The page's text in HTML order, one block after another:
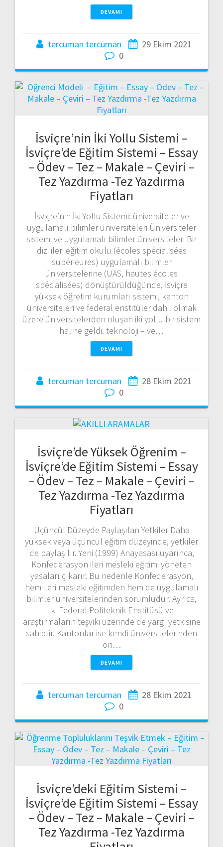
DEVAMI
tercüman tercüman
29 Ekim 2021
0
İsviçre’nin İki Yollu Sistemi –
İsviçre’de Eğitim Sistemi – Essay
– Ödev – Tez – Makale – Çeviri –
Tez Yazdırma -Tez Yazdırma
Fiyatları
İsviçre’nin İki Yollu Sistemi: üniversiteler ve
uygulamalı bilimler üniversiteleri Üniversiteler
sistemi ve uygulamalı bilimler üniversiteleri Bir
dizi ileri eğitim okulu (écoles spécialisées
supérieures) uygulamalı bilimler
üniversitelerine (UAS, hautes écoles
spécialisées) dönüştürüldüğünde, İsviçre
yüksek öğretim kurumları sistemi, kanton
üniversiteleri ve federal enstitüler dahil olmak
üzere üniversitelerden oluşan iki yollu bir sistem
haline geldi. teknoloji – ve…
DEVAMI
tercüman tercüman
28 Ekim 2021
0
İsviçre’de Yüksek Öğrenim –
İsviçre’de Eğitim Sistemi – Essay
– Ödev – Tez – Makale – Çeviri –
Tez Yazdırma -Tez Yazdırma
Fiyatları
Üçüncül Düzeyde Paylaşılan Yetkiler Daha
yüksek veya üçüncül eğitim düzeyinde, yetkiler
de paylaşılır. Yeni (1999) Anayasası uyarınca,
Konfederasyon ileri mesleki eğitimi yöneten
yasaları çıkarır. Bu nedenle Konfederasyon,
hem ileri mesleki eğitimden hem de uygulamalı
bilimler üniversitelerinden sorumludur. Ayrıca,
iki Federal Politeknik Enstitüsü ve
araştırmaların teşviki üzerinde de yargı yetkisine
sahiptir. Kantonlar ise kendi üniversitelerinden
on…
DEVAMI
tercüman tercüman
28 Ekim 2021
0
İsviçre’deki Eğitim Sistemi –
İsviçre’de Eğitim Sistemi – Essay
– Ödev – Tez – Makale – Çeviri –
Tez Yazdırma -Tez Yazdırma